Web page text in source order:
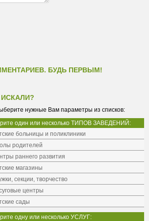
БУДЬ ПЕРВЫМ!
нужные Вам параметры из списков:
один или несколько ТИПОВ ЗАВЕДЕНИЙ:
больницы и поликлиники
родителей
раннего развития
магазины
секции, творчество
центры
сады
одну или несколько УСЛУГ: